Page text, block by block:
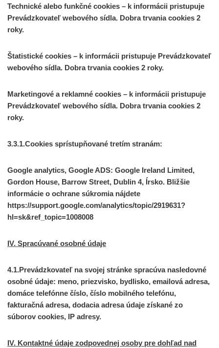
Technické alebo funkčné cookies – k informácii pristupuje
Prevádzkovateľ webového sídla. Dobra trvania cookies 2
roky.
Štatistické cookies – k informácii pristupuje Prevádzkovateľ
webového sídla. Dobra trvania cookies 2 roky.
Marketingové a reklamné cookies – k informácii pristupuje
Prevádzkovateľ webového sídla. Dobra trvania cookies 2
roky.
3.3.1.Cookies sprístupňované tretím stranám:
Google analytics, Google ADS: Google Ireland Limited,
Gordon House, Barrow Street, Dublin 4, Írsko. Bližšie
informácie o ochrane súkromia nájdete
https://support.google.com/analytics/topic/2919631?
hl=sk&ref_topic=1008008
IV. Spracúvané osobné údaje
4.1.Prevádzkovateľ na svojej stránke spracúva nasledovné
osobné údaje: meno, priezvisko, bydlisko, emailová adresa,
domáce telefónne číslo, číslo mobilného telefónu,
fakturačná adresa, dodacia adresa údaje získané zo
súborov cookies, IP adresy.
IV. Kontaktné údaje zodpovednej osoby pre dohľad nad